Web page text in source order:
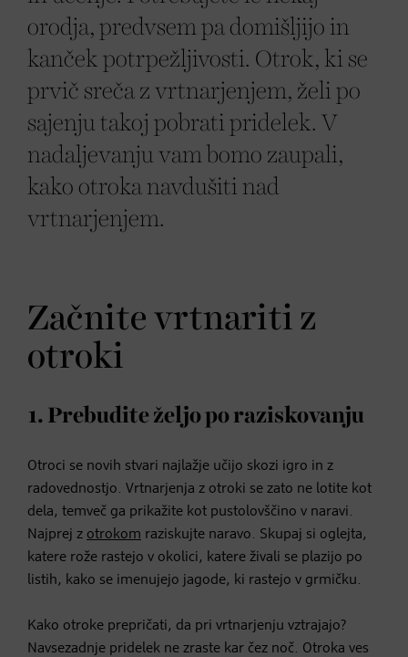
orodja, predvsem pa domišljijo in
kanček potrpežljivosti. Otrok, ki se
prvič sreča z vrtnarjenjem, želi po
sajenju takoj pobrati pridelek. V
nadaljevanju vam bomo zaupali,
kako otroka navdušiti nad
vrtnarjenjem.
Začnite vrtnariti z
otroki
1. Prebudite željo po raziskovanju
Otroci se novih stvari najlažje učijo skozi igro in z
radovednostjo. Vrtnarjenja z otroki se zato ne lotite kot
dela, temveč ga prikažite kot pustolovščino v naravi.
Najprej z otrokom raziskujte naravo. Skupaj si oglejta,
katere rože rastejo v okolici, katere živali se plazijo po
listih, kako se imenujejo jagode, ki rastejo v grmičku.
Kako otroke prepričati, da pri vrtnarjenju vztrajajo?
Navsezadnje pridelek ne zraste kar čez noč. Otroka ves